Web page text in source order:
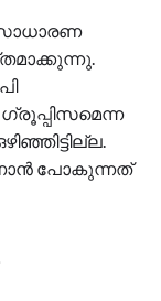
ഗ്രൂപ്പിസമെന്ന
പോകുന്നത്